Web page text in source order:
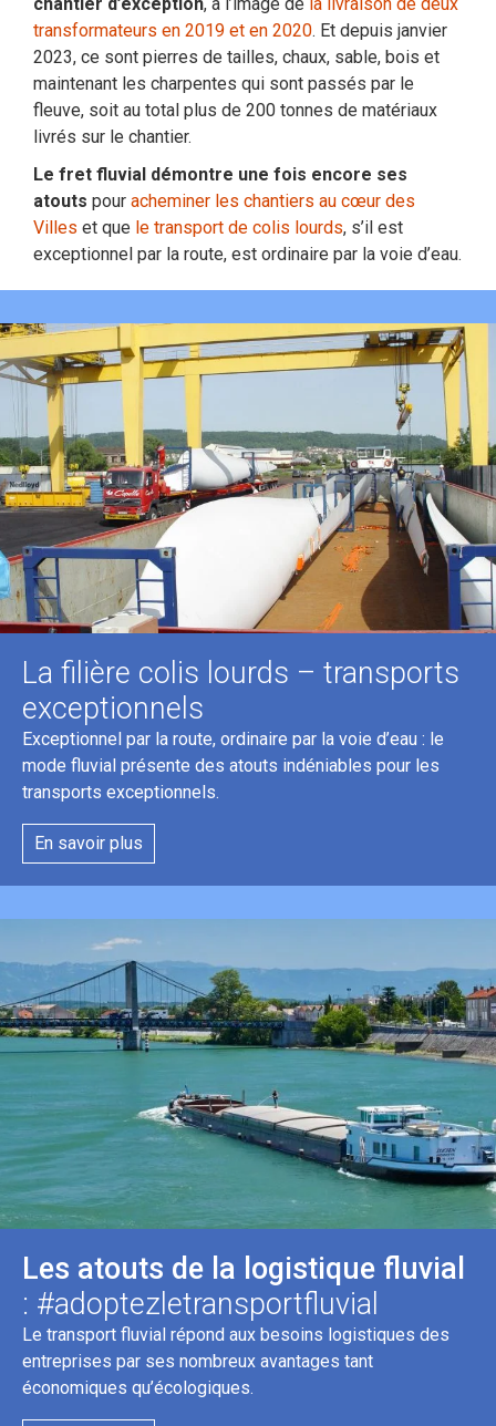
transformateurs en 2019 et en 2020. Et depuis janvier
2023, ce sont pierres de tailles, chaux, sable, bois et
maintenant les charpentes qui sont passés par le
fleuve, soit au total plus de 200 tonnes de matériaux
livrés sur le chantier.
Le fret fluvial démontre une fois encore ses
atouts pour acheminer les chantiers au cœur des
Villes et que le transport de colis lourds, s’il est
exceptionnel par la route, est ordinaire par la voie d’eau.
La filière colis lourds – transports
exceptionnels
Exceptionnel par la route, ordinaire par la voie d’eau : le
mode fluvial présente des atouts indéniables pour les
transports exceptionnels.
En savoir plus
Les atouts de la logistique fluvial
: #adoptezletransportfluvial
Le transport fluvial répond aux besoins logistiques des
entreprises par ses nombreux avantages tant
économiques qu’écologiques.